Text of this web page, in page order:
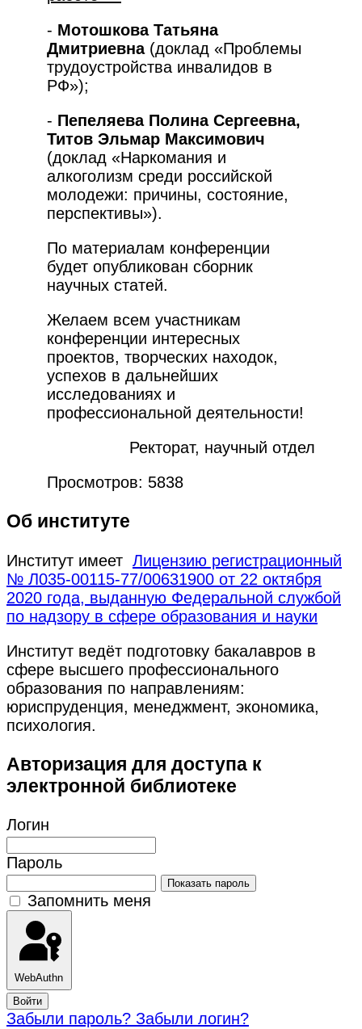
- Мотошкова Татьяна
Дмитриевна(доклад «Проблемы
трудоустройства инвалидов в
РФ»);
- Пепеляева Полина Сергеевна,
Титов Эльмар Максимович
(доклад «Наркомания и
алкоголизм среди российской
молодежи: причины, состояние,
перспективы»).
По материалам конференции
будет опубликован сборник
научных статей.
Желаем всем участникам
конференции интересных
проектов, творческих находок,
успехов в дальнейших
исследованиях и
профессиональной деятельности!
Ректорат, научный отдел
Просмотров: 5838
Об институте
Институт имеет Лицензию регистрационный
№ Л035-00115-77/00631900 от 22 октября
2020 года, выданную Федеральной службой
по надзору в сфере образования и науки
Институт ведёт подготовку бакалавров в
сфере высшего профессионального
образования по направлениям:
юриспруденция, менеджмент, экономика,
психология.
Авторизация для доступа к
электронной библиотеке
Логин
Пароль
Показать пароль
Запомнить меня
WebAuthn
Войти
Забыли пароль? Забыли логин?